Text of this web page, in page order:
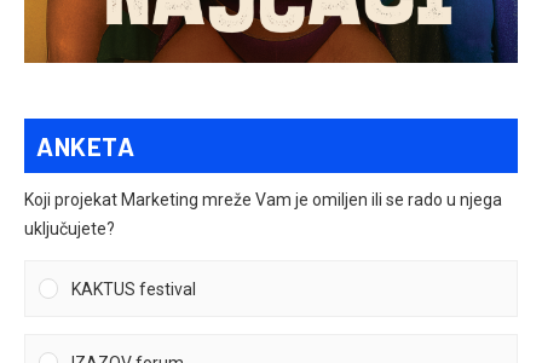
ANKETA
Koji projekat Marketing mreže Vam je omiljen ili se rado u njega
uključujete?
KAKTUS festival